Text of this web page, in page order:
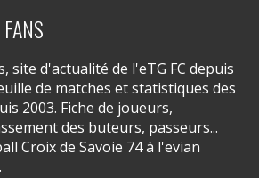
site d'actualité de l'eTG FC depuis
de matches et statistiques des
2003. Fiche de joueurs,
des buteurs, passeurs...
Croix de Savoie 74 à l'evian